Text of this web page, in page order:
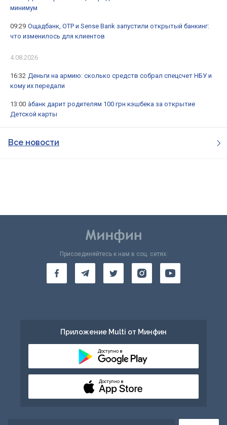
минимум
09:29 Ощадбанк, OTP и Sense Bank запустили открытый банкинг:
что изменилось для клиентов
4.08.2026
16:32 Деньги на армию: сколько средств собрал спецсчет НБУ и
кому их передали
13:00 àбанк дарит родителям 100 грн кэшбека за открытие
Детской карты
Все новости
Присоединяйтесь к нам в соц. сетях:
Приложение Multi от Минфин
Доступно в
Доступно в